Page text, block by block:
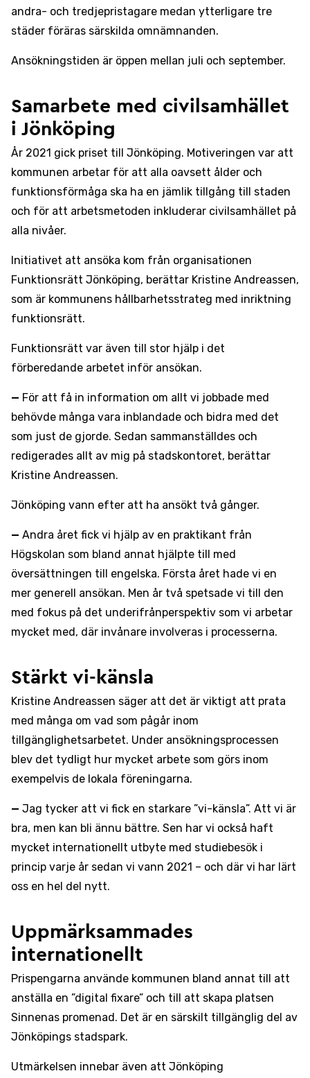
andra- och tredjepristagare medan ytterligare tre
städer föräras särskilda omnämnanden.
Ansökningstiden är öppen mellan juli och september.
Samarbete med civilsamhället
i Jönköping
År 2021 gick priset till Jönköping. Motiveringen var att
kommunen arbetar för att alla oavsett ålder och
funktionsförmåga ska ha en jämlik tillgång till staden
och för att arbetsmetoden inkluderar civilsamhället på
alla nivåer.
Initiativet att ansöka kom från organisationen
Funktionsrätt Jönköping, berättar Kristine Andreassen,
som är kommunens hållbarhetsstrateg med inriktning
funktionsrätt.
Funktionsrätt var även till stor hjälp i det
förberedande arbetet inför ansökan.
— För att få in information om allt vi jobbade med
behövde många vara inblandade och bidra med det
som just de gjorde. Sedan sammanställdes och
redigerades allt av mig på stadskontoret, berättar
Kristine Andreassen.
Jönköping vann efter att ha ansökt två gånger.
— Andra året fick vi hjälp av en praktikant från
Högskolan som bland annat hjälpte till med
översättningen till engelska. Första året hade vi en
mer generell ansökan. Men år två spetsade vi till den
med fokus på det underifrånperspektiv som vi arbetar
mycket med, där invånare involveras i processerna.
Stärkt vi-känsla
Kristine Andreassen säger att det är viktigt att prata
med många om vad som pågår inom
tillgänglighetsarbetet. Under ansökningsprocessen
blev det tydligt hur mycket arbete som görs inom
exempelvis de lokala föreningarna.
— Jag tycker att vi fick en starkare ”vi-känsla”. Att vi är
bra, men kan bli ännu bättre. Sen har vi också haft
mycket internationellt utbyte med studiebesök i
princip varje år sedan vi vann 2021 – och där vi har lärt
oss en hel del nytt.
Uppmärksammades
internationellt
Prispengarna använde kommunen bland annat till att
anställa en ”digital fixare” och till att skapa platsen
Sinnenas promenad. Det är en särskilt tillgänglig del av
Jönköpings stadspark.
Utmärkelsen innebar även att Jönköping